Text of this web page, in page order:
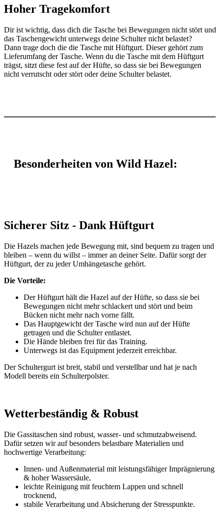
Hoher Tragekomfort
Dir ist wichtig, dass dich die Tasche bei Bewegungen nicht stört und
das Taschengewicht unterwegs deine Schulter nicht belastet?
Dann trage doch die die Tasche mit Hüftgurt. Dieser gehört zum
Lieferumfang der Tasche. Wenn du die Tasche mit dem Hüftgurt
trägst, sitzt diese fest auf der Hüfte, so dass sie bei Bewegungen
nicht verrutscht oder stört oder deine Schulter belastet.
Besonderheiten von Wild Hazel:
Sicherer Sitz - Dank Hüftgurt
Die Hazels machen jede Bewegung mit, sind bequem zu tragen und
bleiben – wenn du willst – immer an deiner Seite. Dafür sorgt der
Hüftgurt, der zu jeder Umhängetasche gehört.
Die Vorteile:
Der Hüftgurt hält die Hazel auf der Hüfte, so dass sie bei
Bewegungen nicht mehr schlackert und stört und beim
Bücken nicht mehr nach vorne fällt.
Das Hauptgewicht der Tasche wird nun auf der Hüfte
getragen und die Schulter entlastet.
Die Hände bleiben frei für das Training.
Unterwegs ist das Equipment jederzeit erreichbar.
Der Schultergurt ist breit, stabil und verstellbar und hat je nach
Modell bereits ein Schulterpolster.
Wetterbeständig & Robust
Die Gassitaschen sind robust, wasser- und schmutzabweisend.
Dafür setzen wir auf besonders belastbare Materialien und
hochwertige Verarbeitung:
Innen- und Außenmaterial mit leistungsfähiger Imprägnierung
& hoher Wassersäule,
leichte Reinigung mit feuchtem Lappen und schnell
trocknend,
stabile Verarbeitung und Absicherung der Stresspunkte.